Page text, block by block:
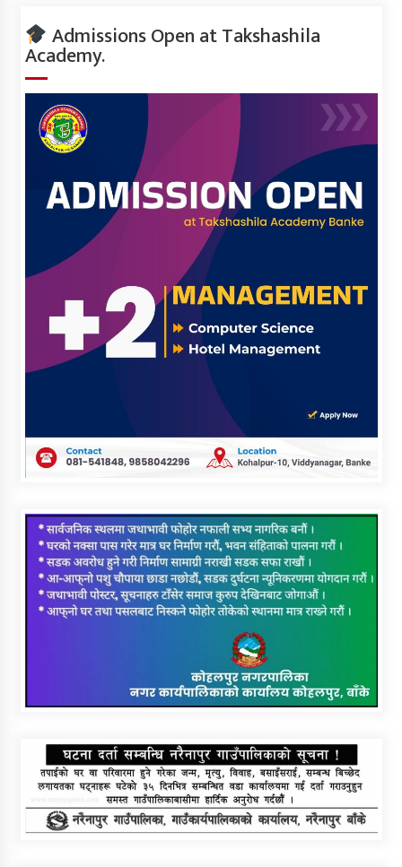
Admissions Open at Takshashila
Academy.